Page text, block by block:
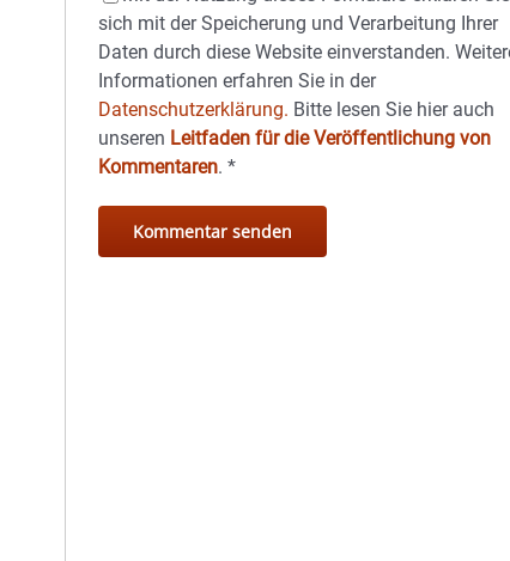
sich mit der Speicherung und Verarbeitung Ihrer
Daten durch diese Website einverstanden.
Informationen erfahren Sie in der
Datenschutzerklärung. Bitte lesen Sie hier auch
unseren Leitfaden für die Veröffentlichung von
Kommentaren.*